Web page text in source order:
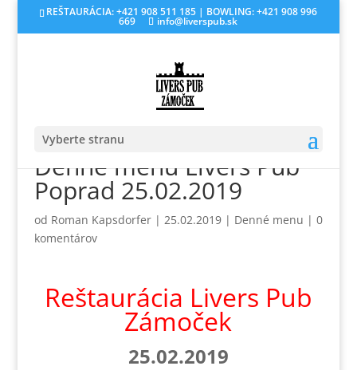
REŠTAURÁCIA: +421 908 511 185 | BOWLING: +421 908 996
669 info@liverspub.sk
Vyberte stranu
Denné menu Livers Pub
Poprad 25.02.2019
od Roman Kapsdorfer| 25.02.2019| Denné menu | 0
komentárov
Reštaurácia Livers Pub
Zámoček
25.02.2019